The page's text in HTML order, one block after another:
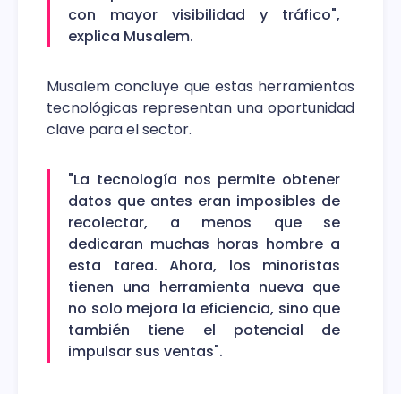
con mayor visibilidad y tráfico",
explica Musalem.
Musalem concluye que estas herramientas
tecnológicas representan una oportunidad
clave para el sector.
"La tecnología nos permite obtener
datos que antes eran imposibles de
recolectar, a menos que se
dedicaran muchas horas hombre a
esta tarea. Ahora, los minoristas
tienen una herramienta nueva que
no solo mejora la eficiencia, sino que
también tiene el potencial de
impulsar sus ventas".